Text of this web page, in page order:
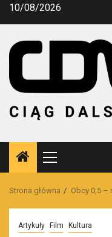
Przejdź
10/08/2026
Menu
główne
Strona główna Obcy 0,5 –
Artykuły Film Kultura